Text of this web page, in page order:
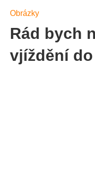
Obrázky
Rád bych
vjíždění